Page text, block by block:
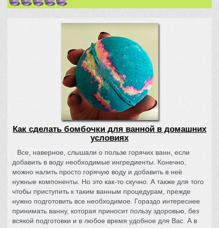
Как сделать бомбочки для ванной в домашних
условиях
Все, наверное, слышали о пользе горячих ванн, если
добавить в воду необходимые ингредиенты. Конечно,
можно налить просто горячую воду и добавить в неё
нужные компоненты. Но это как-то скучно. А также для того
чтобы приступить к таким ванным процедурам, прежде
нужно подготовить все необходимое. Гораздо интереснее
принимать ванну, которая приносит пользу здоровью, без
всякой подготовки и в любое время удобное для Вас. А в